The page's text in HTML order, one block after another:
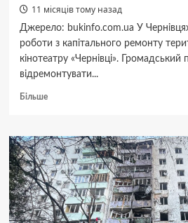
11 місяців тому назад
Джерело: bukinfo.com.ua У
роботи з капітального ремонту
кінотеатру «Чернівці». Громадський
відремонтувати...
БільшеДокладніше
11,3
млн
грн
відремонтують
громадський
простір
біля